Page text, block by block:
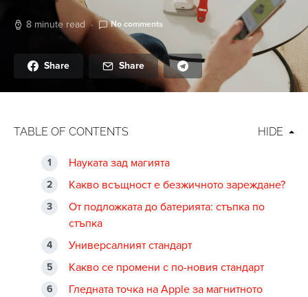
8 minute read No comments
Share Share
TABLE OF CONTENTS HIDE
Науката зад магията
Какво всъщност е безжичното зареждане?
От подложката до батерията: стъпка по
стъпка
Универсалният стандарт
Какво се промени с по-новия стандарт
Гледната точка на Apple за магнитното